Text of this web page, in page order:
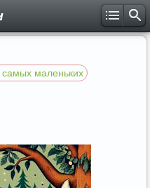
самых маленьких